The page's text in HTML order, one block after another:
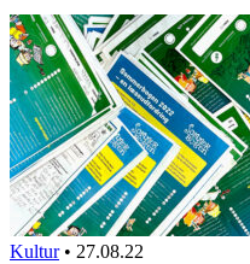
Kultur • 27.08.22